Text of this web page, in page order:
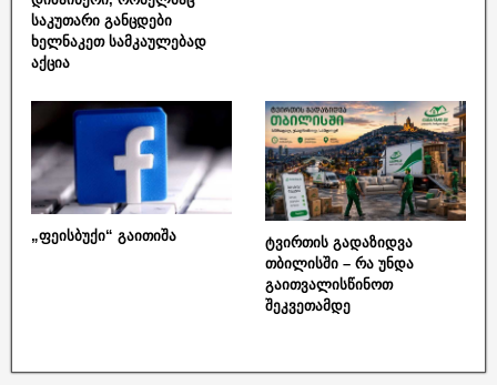
საკუთარი განცდები
ხელნაკეთ სამკაულებად
აქცია
„ფეისბუქი“ გაითიშა
ტვირთის გადაზიდვა
თბილისში – რა უნდა
გაითვალისწინოთ
შეკვეთამდე